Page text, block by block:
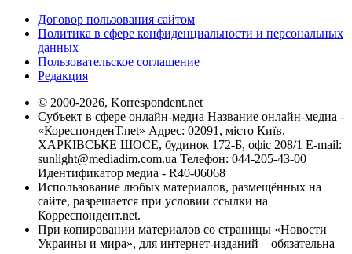
Договор пользования сайтом
Политика в сфере конфиденциальности и персональных
данных
Пользовательское соглашение
Редакция
© 2000-2026, Korrespondent.net
Субъект в сфере онлайн-медиа Название онлайн-медиа -
«КореспонденТ.net» Адрес: 02091, місто Київ,
ХАРКІВСЬКЕ ШОСЕ, будинок 172-Б, офіс 208/1 E-mail:
sunlight@mediadim.com.ua Телефон: 044-205-43-00
Идентификатор медиа - R40-06068
Использование любых материалов, размещённых на
сайте, разрешается при условии ссылки на
Корреспондент.net.
При копировании материалов со страницы «Новости
Украины и мира», для интернет-изданий – обязательна